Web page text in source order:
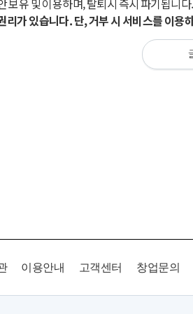
리가 있습니다. 단, 거부 시 서비스를 이용
이용안내 고객센터 창업문의